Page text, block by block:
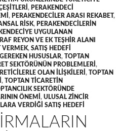
, PERAKENDECI
, PERAKENDECILER ARASI REKABET,
RISK, PERAKENDECILERIN
UYGULANAN
REYON VE EK TEŞHIR ALANI
VERMEK, SATIŞ HEDEFI
HUSUSLAR, TOPTAN
SEKTÖRÜNÜN PROBLEMLERI ,
OLAN ILIŞKILERI , TOPTAN
, TOPTAN TICARETIN
SEKTÖRÜNDE
ÖNEMI , ULUSAL ZINCIR
VERDIĞI SATIŞ HEDEFI